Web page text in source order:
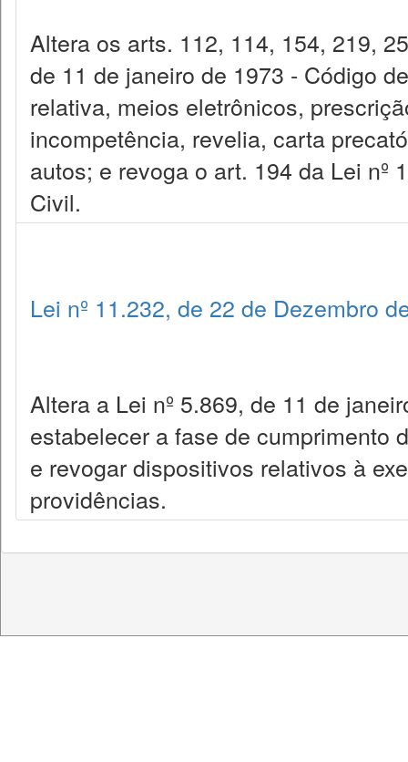
Altera os arts. 112, 114, 154, 219,
de 11 de janeiro de 1973 - Código
relativa, meios eletrônicos,
incompetência, revelia, carta
autos; e revoga o art. 194 da Lei nº
Civil.
Lei nº 11.232, de 22 de Dezembro
Altera a Lei nº 5.869, de 11 de
estabelecer a fase de cumprimento
e revogar dispositivos relativos à
providências.